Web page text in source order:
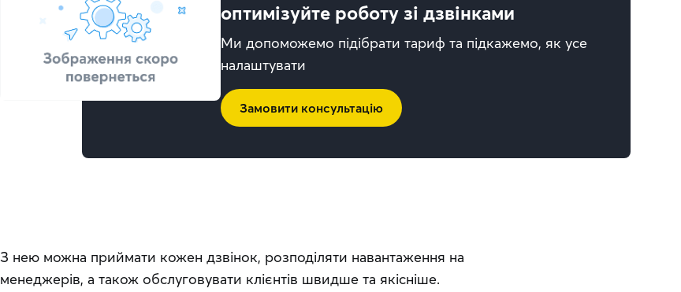
оптимізуйте роботу зі дзвінками
Ми допоможемо підібрати тариф та підкажемо, як усе
налаштувати
Замовити консультацію
З нею можна приймати кожен дзвінок, розподіляти навантаження на
менеджерів, а також обслуговувати клієнтів швидше та якісніше.